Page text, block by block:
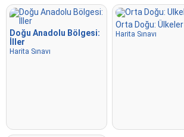
Doğu Anadolu Bölgesi:
İller
Harita Sınavı
Orta Doğu: Ülkeler
Harita Sınavı